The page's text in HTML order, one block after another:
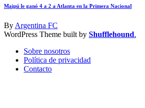
Maipú le ganó 4 a 2 a Atlanta en la Primera Nacional
By Argentina FC
WordPress Theme built by Shufflehound.
Sobre nosotros
Política de privacidad
Contacto